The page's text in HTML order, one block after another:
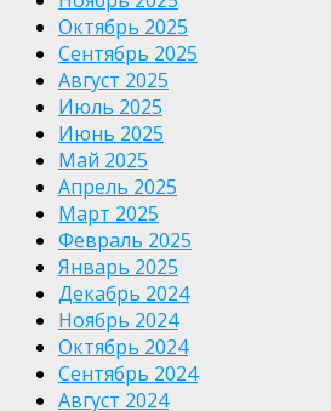
Октябрь 2025
Сентябрь 2025
Август 2025
Июль 2025
Июнь 2025
Май 2025
Апрель 2025
Март 2025
Февраль 2025
Январь 2025
Декабрь 2024
Ноябрь 2024
Октябрь 2024
Сентябрь 2024
Август 2024